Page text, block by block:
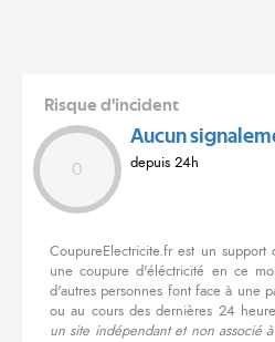
Risque d'incident
0
Aucun
depuis 24h
CoupureElectricite.fr est un
une coupure d'éléctricité en ce
d'autres personnes font face à une
ou au cours des dernières 24
un site indépendant et non associé